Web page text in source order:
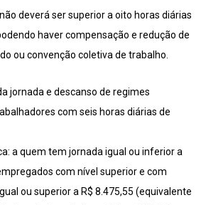
deverá ser superior a oito horas diárias
haver compensação e redução de
ou convenção coletiva de trabalho.
jornada e descanso de regimes
com seis horas diárias de
a quem tem jornada igual ou inferior a
com nível superior e com
ou superior a R$ 8.475,55 (equivalente